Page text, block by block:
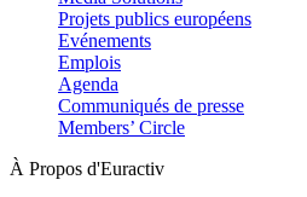
Projets publics européens
Evénements
Emplois
Agenda
Communiqués de presse
Members’ Circle
À Propos d'Euractiv